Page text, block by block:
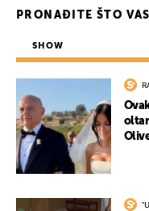
PRONAĐITE ŠTO
SHOW